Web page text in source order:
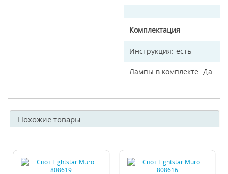
Комплектация
Инструкция есть
Лампы в комплекте Да
Похожие товары